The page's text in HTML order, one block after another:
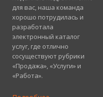
для вас, наша команда
хорошо потрудилась и
разработала
электронный каталог
услуг, где отлично
сосуществуют рубрики
«Продажа», «Услуги» и
«Работа».